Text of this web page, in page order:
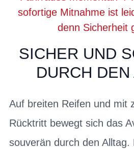
sofortige Mitnahme ist
denn Sicherheit
SICHER UND
DURCH DEN
Auf breiten Reifen und mit
Rücktritt bewegt sich das
souverän durch den Alltag.